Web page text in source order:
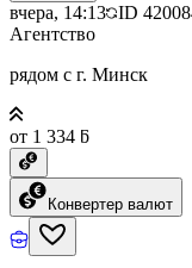
вчера, 14:13 ID
Агентство
рядом с г. Минск
от 1 334 ƃ
Конвертер валют